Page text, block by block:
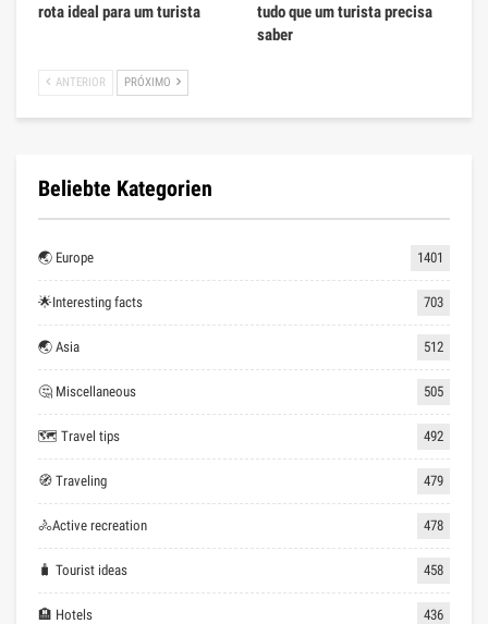
rota ideal para um turista
tudo que um turista precisa
saber
ANTERIOR PRÓXIMO
Beliebte Kategorien
🌏 Europe 1401
🌟Interesting facts 703
🌏 Asia 512
🤔 Miscellaneous 505
🗺 Travel tips 492
🧭 Traveling 479
🚴Active recreation 478
🧳 Tourist ideas 458
🏨 Hotels 436